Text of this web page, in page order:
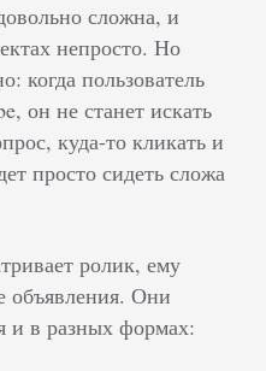
сложна, и
непросто. Но
когда пользователь
он не станет искать
куда-то кликать и
просто сидеть сложа
ролик, ему
объявления. Они
и в разных формах: